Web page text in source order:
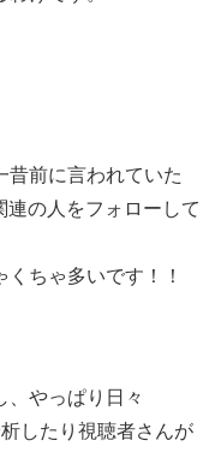
昔前に言われていた
連の人をフォローして
ちゃ多いです！！
、やっぱり日々
したり視聴者さんが